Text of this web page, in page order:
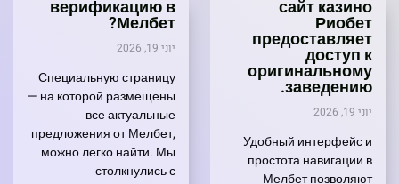
сайт казино
Риобет
предоставляет
доступ к
оригинальному
заведению.
יוני 19, 2026
Удобный интерфейс и
простота навигации в
Мелбет позволяют
верификацию в
Мелбет?
יוני 19, 2026
Специальную страницу
— на которой размещены
все актуальные
предложения от Мелбет,
можно легко найти. Мы
столкнулись с